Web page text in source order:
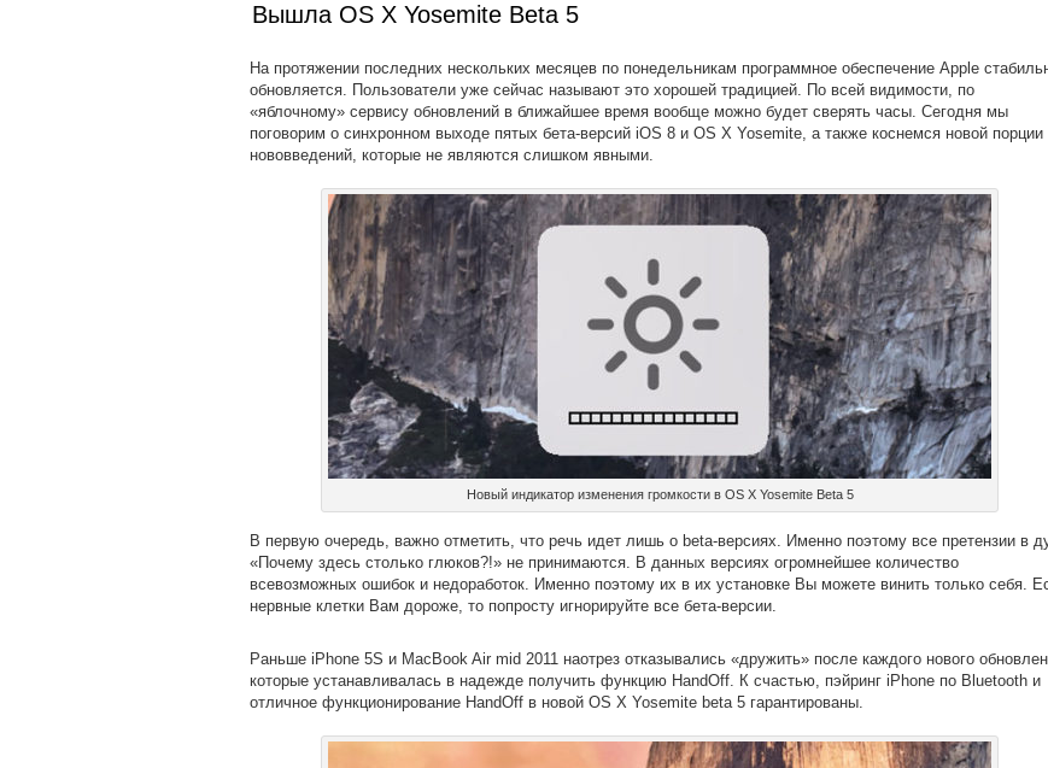
Вышла OS X Yosemite Beta 5
На протяжении последних нескольких месяцев по понедельникам программное обеспечение Apple
обновляется. Пользователи уже сейчас называют это хорошей традицией. По всей видимости, по
«яблочному» сервису обновлений в ближайшее время вообще можно будет сверять часы. Сегодня мы
поговорим о синхронном выходе пятых бета-версий iOS 8 и OS X Yosemite, а также коснемся новой порции
нововведений, которые не являются слишком явными.
Новый индикатор изменения громкости в OS X Yosemite Beta 5
В первую очередь, важно отметить, что речь идет лишь о beta-версиях. Именно поэтому все претензии в
«Почему здесь столько глюков?!» не принимаются. В данных версиях огромнейшее количество
всевозможных ошибок и недоработок. Именно поэтому их в их установке Вы можете винить только себя.
нервные клетки Вам дороже, то попросту игнорируйте все бета-версии.
Раньше iPhone 5S и MacBook Air mid 2011 наотрез отказывались «дружить» после каждого нового
которые устанавливалась в надежде получить функцию HandOff. К счастью, пэйринг iPhone по Bluetooth и
отличное функционирование HandOff в новой OS X Yosemite beta 5 гарантированы.